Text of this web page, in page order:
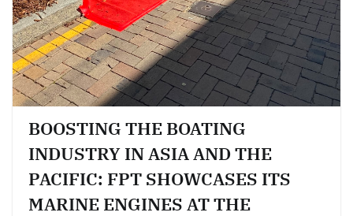
BOOSTING THE BOATING
INDUSTRY IN ASIA AND THE
PACIFIC: FPT SHOWCASES ITS
MARINE ENGINES AT THE